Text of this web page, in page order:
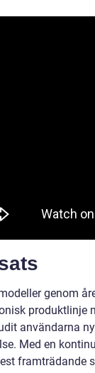
genom
produktlinje
användarna
Med en
framträdande